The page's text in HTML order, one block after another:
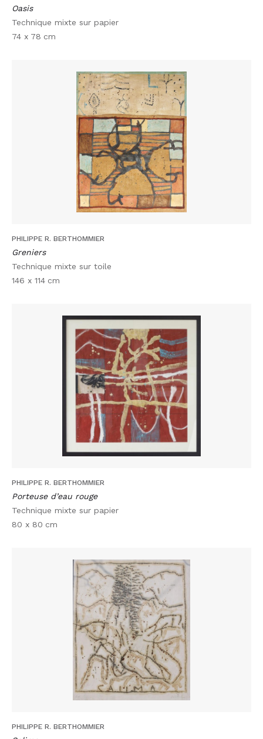
Oasis
Technique mixte sur papier
74 x 78 cm
PHILIPPE R. BERTHOMMIER
Greniers
Technique mixte sur toile
146 x 114 cm
PHILIPPE R. BERTHOMMIER
Porteuse d’eau rouge
Technique mixte sur papier
80 x 80 cm
PHILIPPE R. BERTHOMMIER